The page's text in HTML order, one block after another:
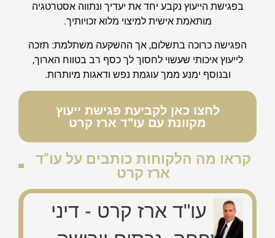
מותאמת אישית למיצוי מלוא זכויותיך.
לייעוץ איכותי שעשוי לחסוך לך כסף רב בטווח הארוך,
ובנוסף ימנע ממך עוגמת נפש ודאגות מיותרות.
מקוונת עם עו"ד ארז קרט
קראו מה הלקוחות כותבים על עו"ד
ארז קרט
עו"ד ארז קרט - דיני
משפחה, נכסים וירושה